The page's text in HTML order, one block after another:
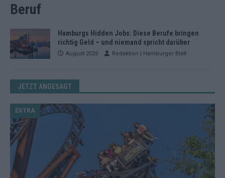
Beruf
Hamburgs Hidden Jobs: Diese Berufe bringen
richtig Geld – und niemand spricht darüber
August 2025 Redaktion | Hamburger Blatt
JETZT ANGESAGT
EXTRA